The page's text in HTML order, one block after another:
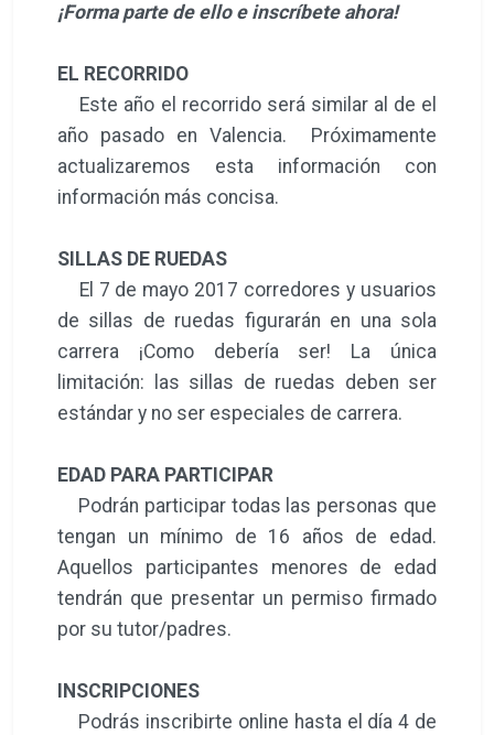
¡Forma parte de ello e inscríbete ahora!
EL RECORRIDO
Este año el recorrido será similar al de el
año pasado en Valencia. Próximamente
actualizaremos esta información con
información más concisa.
SILLAS DE RUEDAS
El 7 de mayo 2017 corredores y usuarios
de sillas de ruedas figurarán en una sola
carrera ¡Como debería ser! La única
limitación: las sillas de ruedas deben ser
estándar y no ser especiales de carrera.
EDAD PARA PARTICIPAR
Podrán participar todas las personas que
tengan un mínimo de 16 años de edad.
Aquellos participantes menores de edad
tendrán que presentar un permiso firmado
por su tutor/padres.
INSCRIPCIONES
Podrás inscribirte online hasta el día 4 de